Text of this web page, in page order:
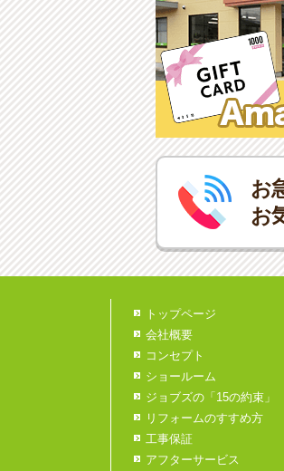
お
お
トップページ
会社概要
コンセプト
ショールーム
ジョブズの「15の約束」
リフォームのすすめ方
工事保証
アフターサービス